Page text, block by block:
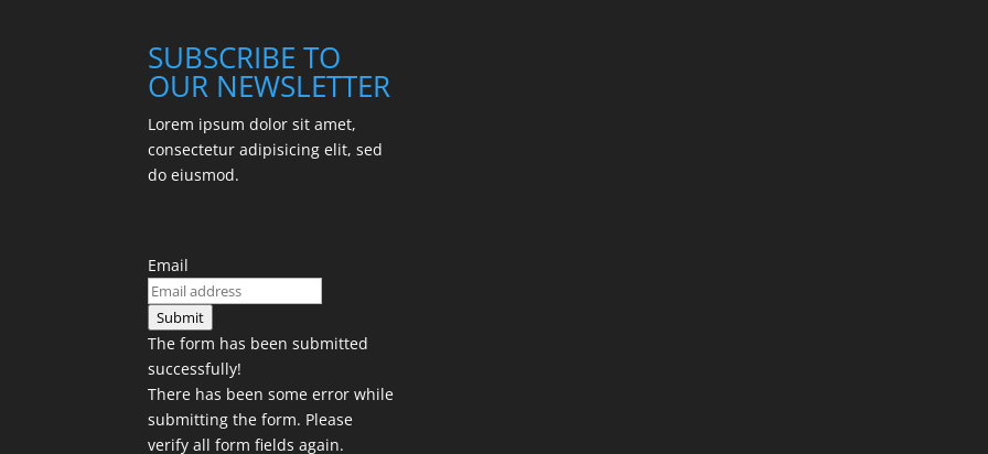
SUBSCRIBE TO
OUR NEWSLETTER
Lorem ipsum dolor sit amet,
consectetur adipisicing elit, sed
do eiusmod.
Email
Submit
The form has been submitted
successfully!
There has been some error while
submitting the form. Please
verify all form fields again.